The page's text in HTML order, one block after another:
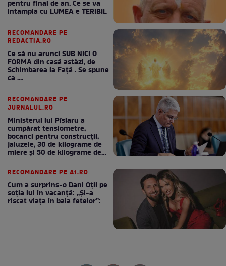
pentru final de an. Ce se va
intampla cu LUMEA e TERIBIL
RECOMANDARE PE
REDACTIA.RO
Ce să nu arunci SUB NICI O
FORMA din casă astăzi, de
Schimbarea la Față . Se spune
ca ....
RECOMANDARE PE
JURNALUL.RO
Ministerul lui Pîslaru a
cumpărat tensiometre,
bocanci pentru construcții,
jaluzele, 30 de kilograme de
miere și 50 de kilograme de
RECOMANDARE PE A1.RO
Cum a surprins-o Dani Oțil pe
soția lui în vacanță: „Și-a
riscat viața în baia fetelor”: